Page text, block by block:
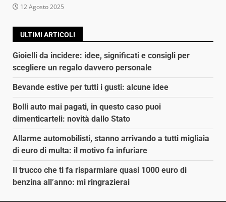
12 Agosto 2025
ULTIMI ARTICOLI
Gioielli da incidere: idee, significati e consigli per
scegliere un regalo davvero personale
Bevande estive per tutti i gusti: alcune idee
Bolli auto mai pagati, in questo caso puoi
dimenticarteli: novità dallo Stato
Allarme automobilisti, stanno arrivando a tutti migliaia
di euro di multa: il motivo fa infuriare
Il trucco che ti fa risparmiare quasi 1000 euro di
benzina all’anno: mi ringrazierai